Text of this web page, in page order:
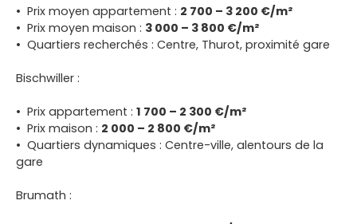
Prix moyen appartement : 2 700 – 3 200 €/m²
Prix moyen maison : 3 000 – 3 800 €/m²
Quartiers recherchés : Centre, Thurot, proximité gare
Bischwiller :
Prix appartement :1 700 – 2 300 €/m²
Prix maison : 2 000 – 2 800 €/m²
Quartiers dynamiques : Centre-ville, alentours de la
gare
Brumath :